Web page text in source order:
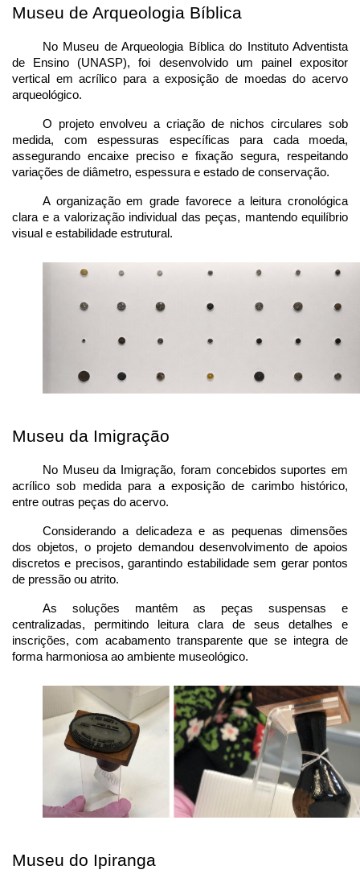
Museu de Arqueologia Bíblica
No Museu de Arqueologia Bíblica do Instituto Adventista
de Ensino (UNASP), foi desenvolvido um painel expositor
vertical em acrílico para a exposição de moedas do acervo
arqueológico.
O projeto envolveu a criação de nichos circulares sob
medida, com espessuras específicas para cada moeda,
assegurando encaixe preciso e fixação segura, respeitando
variações de diâmetro, espessura e estado de conservação.
A organização em grade favorece a leitura cronológica
clara e a valorização individual das peças, mantendo equilíbrio
visual e estabilidade estrutural.
Museu da Imigração
No Museu da Imigração, foram concebidos suportes em
acrílico sob medida para a exposição de carimbo histórico,
entre outras peças do acervo.
Considerando a delicadeza e as pequenas dimensões
dos objetos, o projeto demandou desenvolvimento de apoios
discretos e precisos, garantindo estabilidade sem gerar pontos
de pressão ou atrito.
As soluções mantêm as peças suspensas e
centralizadas, permitindo leitura clara de seus detalhes e
inscrições, com acabamento transparente que se integra de
forma harmoniosa ao ambiente museológico.
Museu do Ipiranga